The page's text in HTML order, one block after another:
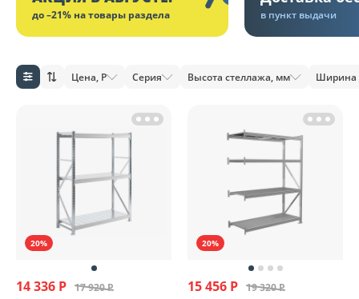
до –21% на товары раздела в пункт выдачи
Цена, Р Серия Высота стеллажа, мм Ширина
20%
14 336 Р 17 920 Р
20%
15 456 Р 19 320 Р